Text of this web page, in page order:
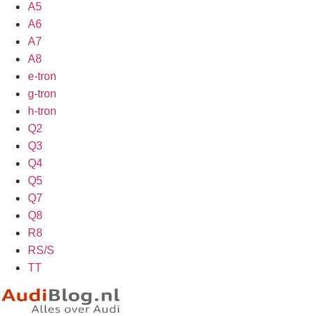
A5
A6
A7
A8
e-tron
g-tron
h-tron
Q2
Q3
Q4
Q5
Q7
Q8
R8
RS/S
TT